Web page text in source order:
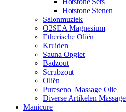
Hotstone Sets
Hotstone Stenen
Salonmuziek
O2SEA Magnesium
Etherische Oliën
Kruiden
Sauna Opgiet
Badzout
Scrubzout
Oliën
Puresenol Massage Olie
Diverse Artikelen Massage
Manicure